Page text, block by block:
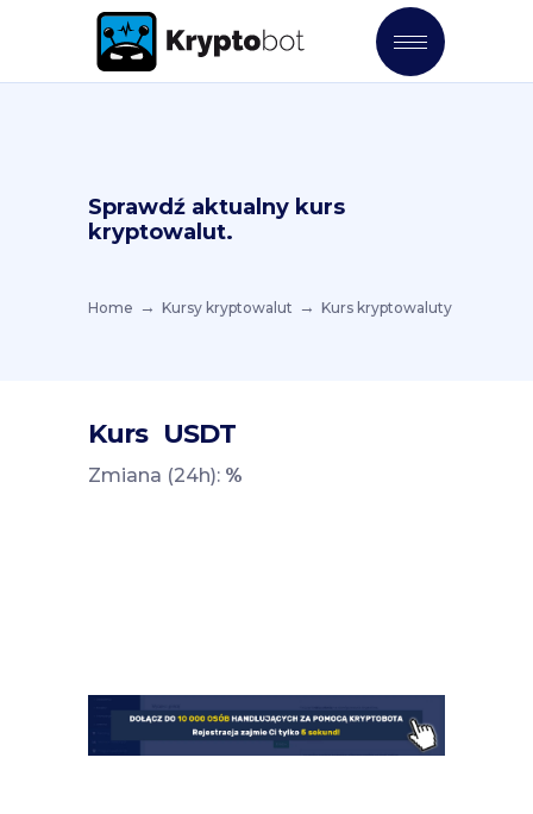
Sprawdź aktualny kurs
kryptowalut.
Home Kursy kryptowalut Kurs kryptowaluty
Kurs USDT
Zmiana (24h): %